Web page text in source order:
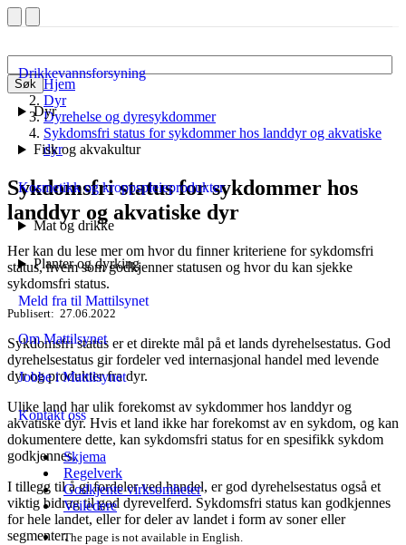
Søk
Drikkevannsforsyning
Dyr
Fisk og akvakultur
Kosmetikk og kroppspleieprodukter
Mat og drikke
Planter og dyrking
Meld fra til Mattilsynet
Om Mattilsynet
Jobbe i Mattilsynet
Kontakt oss
Skjema
Regelverk
Godkjente virksomheter
Veiledere
The page is not available in English.
Hjem
Dyr
Dyrehelse og dyresykdommer
Sykdomsfri status for sykdommer hos landdyr og akvatiske
dyr
Sykdomsfri status for sykdommer hos
landdyr og akvatiske dyr
Her kan du lese mer om hvor du finner kriteriene for sykdomsfri
status, hvem som godkjenner statusen og hvor du kan sjekke
sykdomsfri status.
Publisert 27.06.2022
Sykdomsfri status er et direkte mål på et lands dyrehelsestatus. God
dyrehelsestatus gir fordeler ved internasjonal handel med levende
dyr og produkter fra dyr.
Ulike land har ulik forekomst av sykdommer hos landdyr og
akvatiske dyr. Hvis et land ikke har forekomst av en sykdom, og kan
dokumentere dette, kan sykdomsfri status for en spesifikk sykdom
godkjennes.
I tillegg til å gi fordeler ved handel, er god dyrehelsestatus også et
viktig bidrag til god dyrevelferd. Sykdomsfri status kan godkjennes
for hele landet, eller for deler av landet i form av soner eller
segmenter.